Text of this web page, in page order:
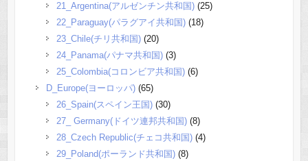
21_Argentina(アルゼンチン共和国)(25)
22_Paraguay(パラグアイ共和国)(18)
23_Chile(チリ共和国)(20)
24_Panama(パナマ共和国)(3)
25_Colombia(コロンビア共和国)(6)
D_Europe(ヨーロッパ)(65)
26_Spain(スペイン王国)(30)
27_ Germany(ドイツ連邦共和国)(8)
28_Czech Republic(チェコ共和国)(4)
29_Poland(ポーランド共和国)(8)